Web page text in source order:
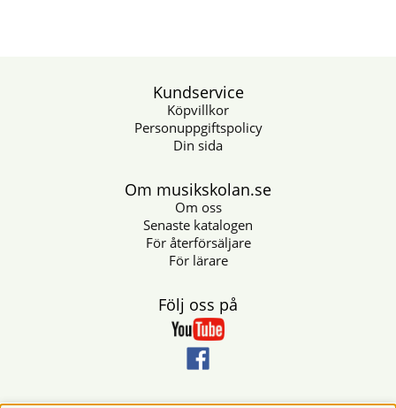
Kundservice
Köpvillkor
Personuppgiftspolicy
Din sida
Om musikskolan.se
Om oss
Senaste katalogen
För återförsäljare
För lärare
Följ oss på